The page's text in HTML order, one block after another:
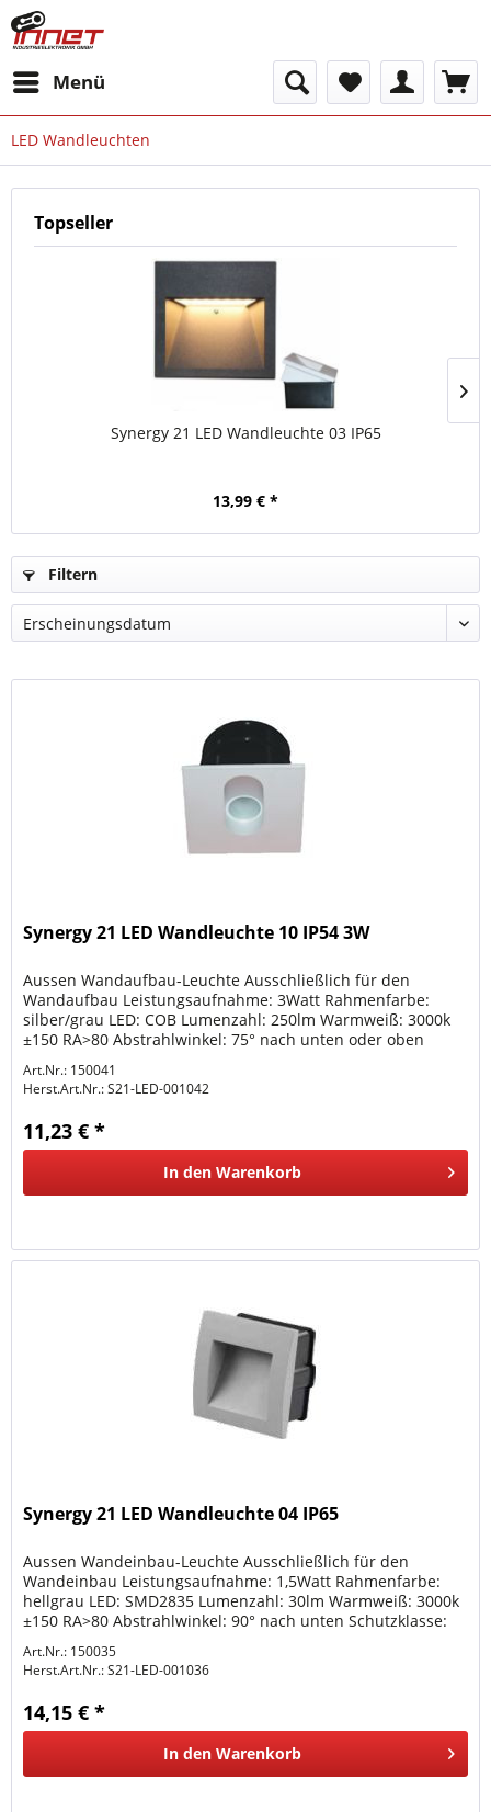
Menü
LED Wandleuchten
Topseller
Synergy 21 LED Wandleuchte 03 IP65
13,99 € *
Filtern
Synergy 21 LED Wandleuchte 10 IP54 3W
Aussen Wandaufbau-Leuchte Ausschließlich für den
Wandaufbau Leistungsaufnahme: 3Watt Rahmenfarbe:
silber/grau LED: COB Lumenzahl: 250lm Warmweiß: 3000k
±150 RA>80 Abstrahlwinkel: 75° nach unten oder oben
Art.Nr.: 150041
Herst.Art.Nr.:S21-LED-001042
11,23 € *
In den Warenkorb
Synergy 21 LED Wandleuchte 04 IP65
Aussen Wandeinbau-Leuchte Ausschließlich für den
Wandeinbau Leistungsaufnahme: 1,5Watt Rahmenfarbe:
hellgrau LED: SMD2835 Lumenzahl: 30lm Warmweiß: 3000k
±150 RA>80 Abstrahlwinkel: 90° nach unten Schutzklasse:
Art.Nr.: 150035
Herst.Art.Nr.:S21-LED-001036
14,15 € *
In den Warenkorb